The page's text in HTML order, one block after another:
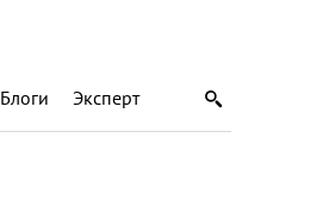
Блоги Эксперт